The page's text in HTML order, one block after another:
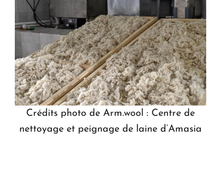
Crédits photo de Arm.wool : Centre de
nettoyage et peignage de laine d’Amasia